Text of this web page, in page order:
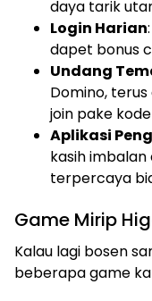
daya tarik
Login Harian
dapet bonus
Undang
Domino,
join pake
Aplikasi
kasih
terpercaya
Game Mirip
Kalau lagi bosen
beberapa game